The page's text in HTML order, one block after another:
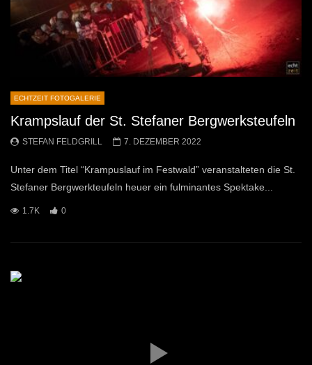
ECHTZEIT FOTOGALERIE
Krampslauf der St. Stefaner Bergwerksteufeln
STEFAN FELDGRILL 7. DEZEMBER 2022
Unter dem Titel “Krampuslauf im Festwald” veranstalteten die St.
Stefaner Bergwerkteufeln heuer ein fulminantes Spektake...
1.7K 0